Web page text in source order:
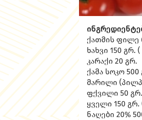
ქათმის ფილე
ხახვი 150 გრ.
კარაქი 20 გრ.
ქამა სოკო 500
მარილი
ფქვილი 50 გრ.
ყველი 150
ნაღები 20%